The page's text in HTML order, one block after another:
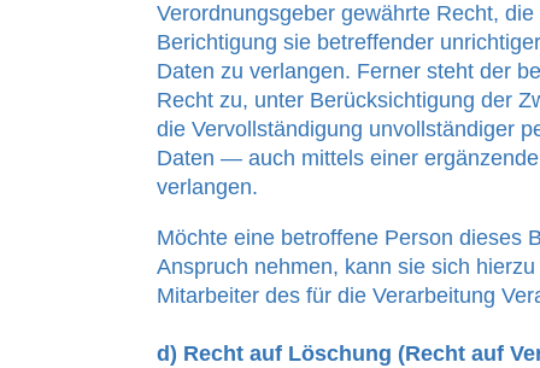
Verordnungsgeber gewährte Recht,
Berichtigung sie betreffender
Daten zu verlangen. Ferner steht der
Recht zu, unter Berücksichtigung der
die Vervollständigung unvollständiger
Daten — auch mittels einer
verlangen.
Möchte eine betroffene Person dieses
Anspruch nehmen, kann sie sich
Mitarbeiter des für die Verarbeitung
d) Recht auf Löschung (Recht auf